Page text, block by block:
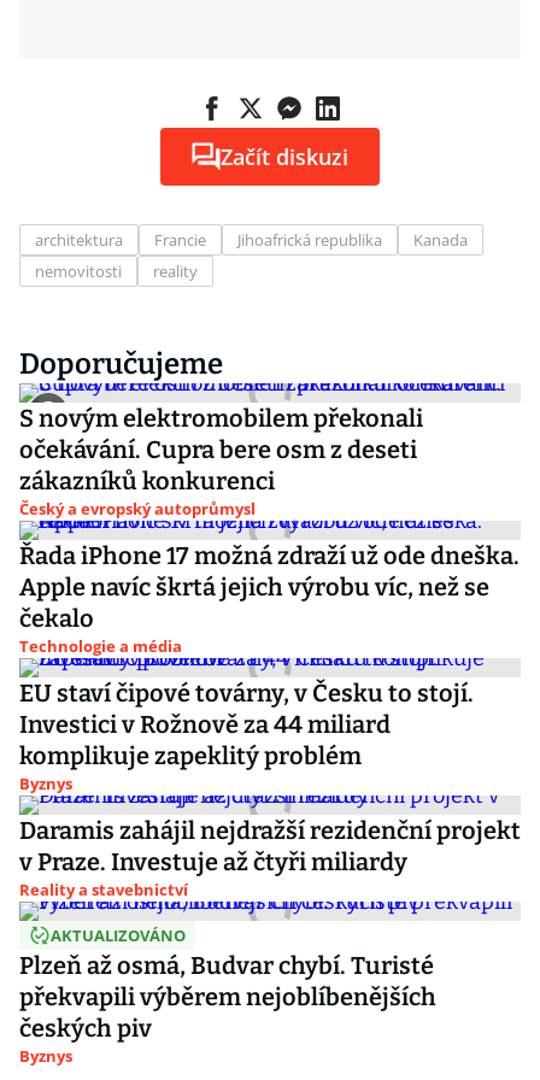
Začít diskuzi
architektura Francie Jihoafrická republika
Kanada
nemovitosti
reality
Doporučujeme
S novým elektromobilem překonali
očekávání. Cupra bere osm z deseti
zákazníků konkurenci
Český a evropský autoprůmysl
Řada iPhone 17 možná zdraží už ode dneška.
Apple navíc škrtá jejich výrobu víc, než se
čekalo
Technologie a média
EU staví čipové továrny, v Česku to stojí.
Investici v Rožnově za 44 miliard
komplikuje zapeklitý problém
Byznys
Daramis zahájil nejdražší rezidenční projekt
v Praze. Investuje až čtyři miliardy
Reality a stavebnictví
AKTUALIZOVÁNO
Plzeň až osmá, Budvar chybí. Turisté
překvapili výběrem nejoblíbenějších
českých piv
Byznys